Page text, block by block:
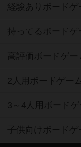
経験ありボードゲ
持ってるボードゲ
高評価ボードゲー
2人用ボードゲー
3～4人用ボード
子供向けボードゲ